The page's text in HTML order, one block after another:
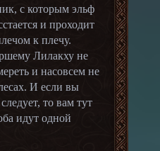
с которым эльф
и проходит
к плечу.
Лилакху не
и насовсем не
И если вы
то вам тут
идут одной